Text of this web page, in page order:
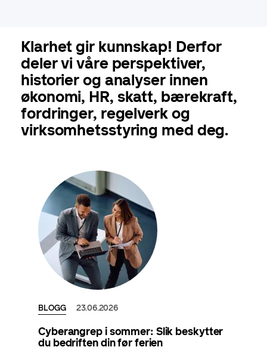
Klarhet gir kunnskap! Derfor
deler vi våre perspektiver,
historier og analyser innen
økonomi, HR, skatt, bærekraft,
fordringer, regelverk og
virksomhetsstyring med deg.
BLOGG 23.06.2026
Cyberangrep i sommer: Slik beskytter
du bedriften din før ferien